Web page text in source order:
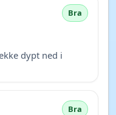
Bra
dypt ned i
Bra